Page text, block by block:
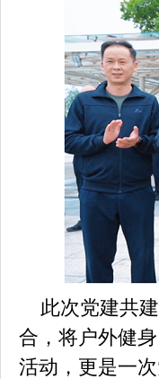
此次党建共
合，将户外健
活动，更是一